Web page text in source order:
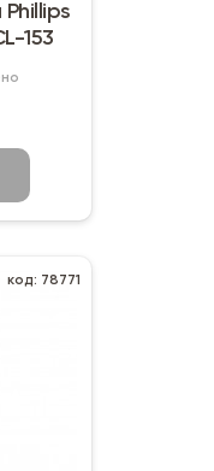
153
код: 78771